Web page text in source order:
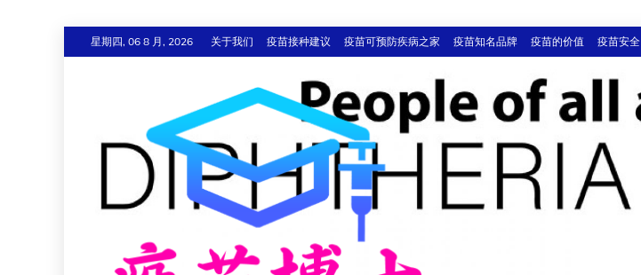
至
星期四, 06 8 月, 2026 关于我们 疫苗接种建议 疫苗可预防疾病之家 疫苗知名品牌 疫苗的价值 疫苗安全